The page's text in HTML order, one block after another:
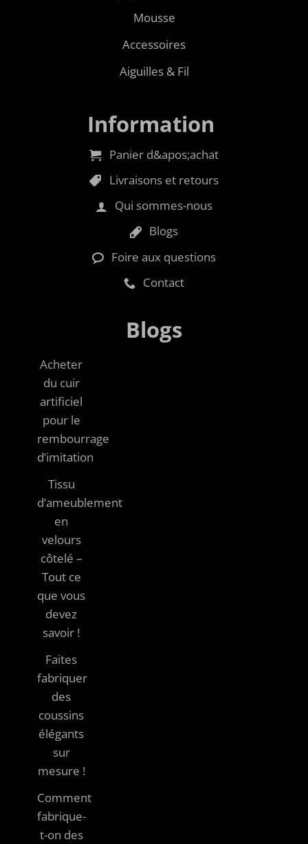
Mousse
Accessoires
Aiguilles & Fil
Information
Panier d&apos;achat
Livraisons et retours
Qui sommes-nous
Blogs
Foire aux questions
Contact
Blogs
Acheter
du cuir
artificiel
pour le
rembourrage
d’imitation
Tissu
d’ameublement
en
velours
côtelé –
Tout ce
que vous
devez
savoir !
Faites
fabriquer
des
coussins
élégants
sur
mesure !
Comment
fabrique-
t-on des